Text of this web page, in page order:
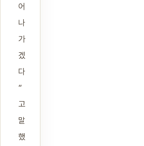
어
나
가
겠
다
”
고
말
했